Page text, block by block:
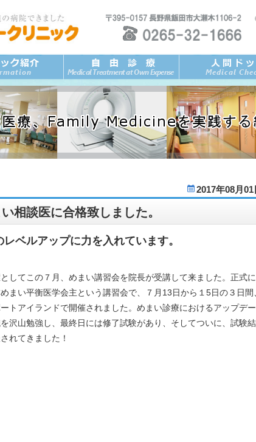
2017年08月01
相談医に合格致しました。
ベルアップに力を入れています。
してこの７月、めまい講習会を院長が受講して来ました。正式に
まい平衡医学会主という講習会で、７月13日から１5日の３日間
トアイランドで開催されました。めまい診療におけるアップデー
を沢山勉強し、最終日には修了試験があり、そしてついに、試験結
れてきました！